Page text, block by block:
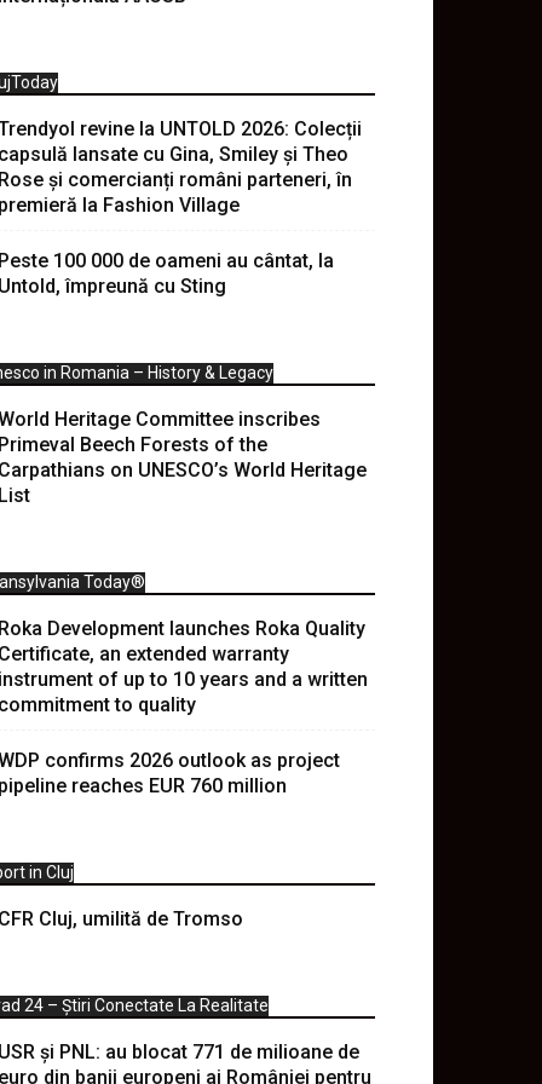
revine la UNTOLD 2026: Colecții
capsulă lansate cu Gina, Smiley și Theo
Rose și comercianți români parteneri, în
premieră la Fashion Village
Peste 100 000 de oameni au cântat, la
Untold, împreună cu Sting
in Romania – History & Legacy
Heritage Committee inscribes
Primeval Beech Forests of the
Carpathians on UNESCO’s World Heritage
List
Today®
Roka Development launches Roka Quality
Certificate, an extended warranty
instrument of up to 10 years and a written
commitment to quality
confirms 2026 outlook as project
pipeline reaches EUR 760 million
in Cluj
CFR Cluj, umilită de Tromso
24 – Știri Conectate La Realitate
USR și PNL: au blocat 771 de milioane de
euro din banii europeni ai României pentru